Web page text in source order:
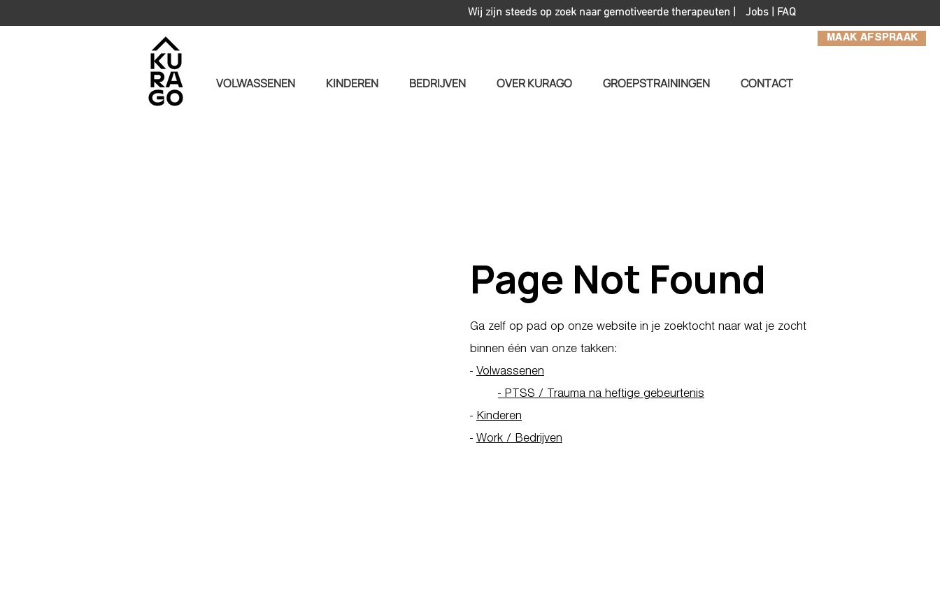
MAAK AFSPRAAK
Jobs | FAQ
Wij zijn steeds op zoek naar gemotiveerde therapeuten |
VOLWASSENEN KINDEREN BEDRIJVEN OVER KURAGO GROEPSTRAININGEN CONTACT
Page Not Found
Ga zelf op pad op onze website in je zoektocht naar wat je zocht
binnen één van onze takken:
- Volwassenen
- PTSS / Trauma na heftige gebeurtenis
- Kinderen
- Work / Bedrijven